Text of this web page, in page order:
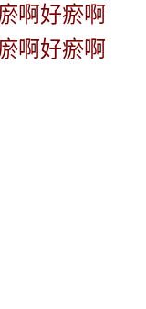
啊好瘀啊
啊好瘀啊